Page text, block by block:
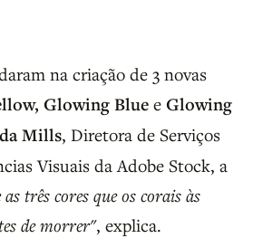
na criação de 3 novas
Glowing Blue e Glowing
Mills, Diretora de Serviços
Visuais da Adobe Stock, a
as três cores que os corais às
de morrer", explica.